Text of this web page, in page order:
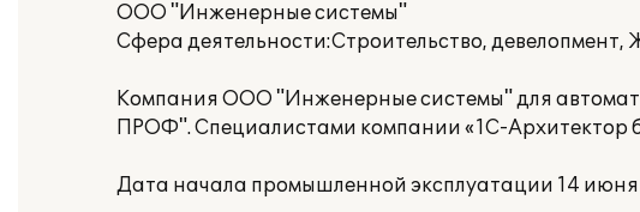
ООО "Инженерные системы"
Сфера деятельности:Строительство, девелопмент,
Компания ООО "Инженерные системы" для
ПРОФ". Специалистами компании «1С-Архитектор
Дата начала промышленной эксплуатации 14 июня